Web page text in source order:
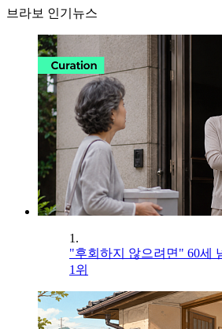
브라보 인기뉴스
1.
"후회하지 않으려면" 60세
1위